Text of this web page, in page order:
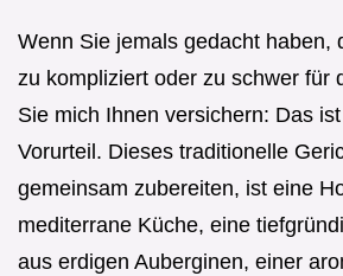
Wenn Sie jemals gedacht haben,
zu kompliziert oder zu schwer für
Sie mich Ihnen versichern: Das
Vorurteil. Dieses traditionelle
gemeinsam zubereiten, ist eine
mediterrane Küche, eine
aus erdigen Auberginen, einer